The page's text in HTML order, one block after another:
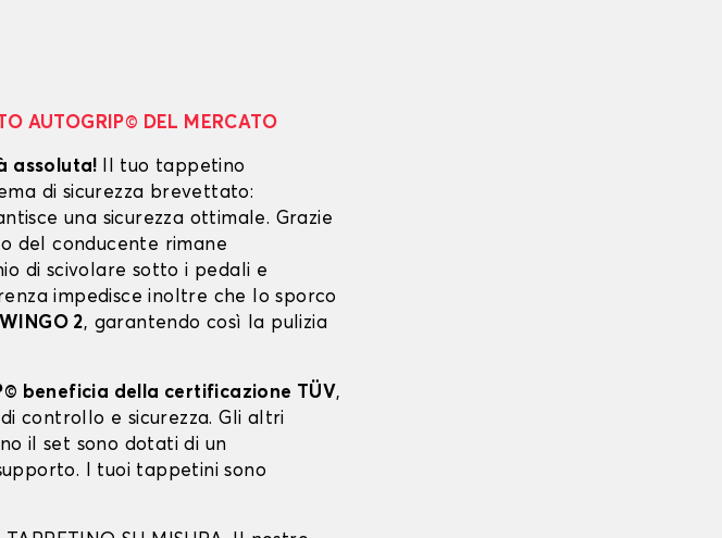
AUTOGRIP© DEL MERCATO
assoluta! Il tuo tappetino
di sicurezza brevettato:
una sicurezza ottimale. Grazie
del conducente rimane
di scivolare sotto i pedali e
impedisce inoltre che lo sporco
2, garantendo così la pulizia
beneficia della certificazione TÜV,
controllo e sicurezza. Gli altri
il set sono dotati di un
I tuoi tappetini sono